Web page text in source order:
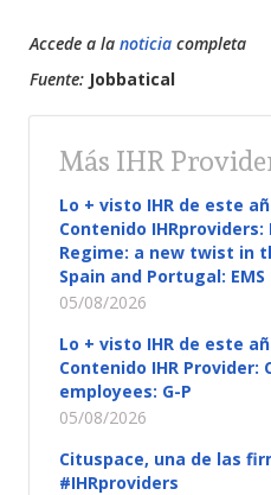
Accede a la noticia completa
Fuente: Jobbatical
Más IHR
Lo + visto IHR de este
Contenido
Regime: a new twist in
Spain and Portugal: EMS
05/08/2026
Lo + visto IHR de este
Contenido IHR Provider:
employees: G-P
05/08/2026
Cituspace, una de las
#IHRproviders